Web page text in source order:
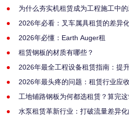
为什么夯实机租赁成为工程施工中
2026年必看：叉车属具租赁的差异
2026年必懂：Earth Auger租
租赁钢板的材质有哪些？
2026年最全工程设备租赁指南：提
2026年最头疼的问题：租赁行业应
工地铺路钢板为何都选租赁？算完
水泵租赁革新行业：打破流量差异